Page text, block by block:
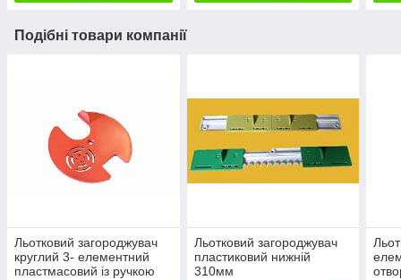
Подібні товари компанії
Льотковий загороджувач
круглий 3- елементний
пластмасовий із ручкою
Льотковий загороджувач
пластиковий нижній
310мм